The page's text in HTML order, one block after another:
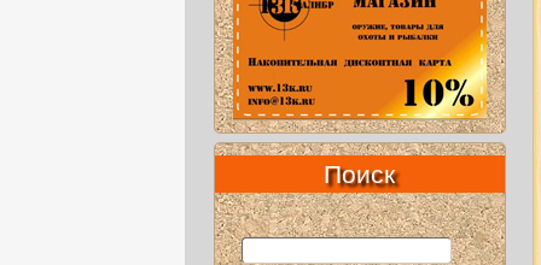
Поиск